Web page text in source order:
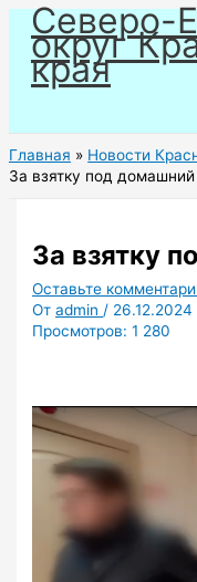
Перейти
содержимому
Северо-
округ
края
Главная
Новости
За взятку под домашний
За взятку
Оставьте
Отadmin / 26.12.2024
Просмотров: 1 280